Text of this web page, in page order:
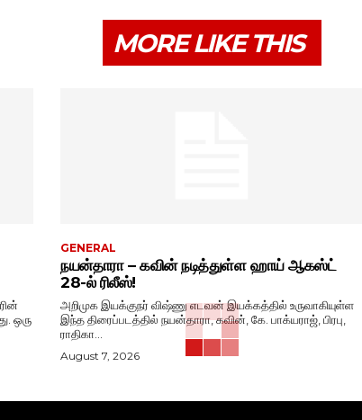
MORE LIKE THIS
ஒரு
GENERAL
நயன்தாரா – கவின் நடித்துள்ள ஹாய் ஆகஸ்ட்
28-ல் ரிலீஸ்!
அறிமுக இயக்குநர் விஷ்ணு எடவன் இயக்கத்தில் உருவாகியுள்ள
இந்த திரைப்படத்தில் நயன்தாரா, கவின், கே. பாக்யராஜ், பிரபு,
ராதிகா...
August 7, 2026